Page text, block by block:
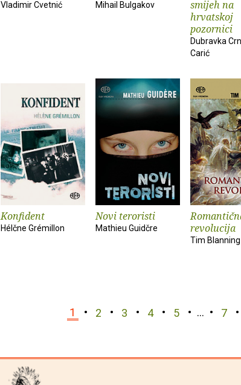
Vladimir Cvetnić Mihail Bulgakov
smijeh na
hrvatskoj
pozornici
Dubravka
Carić
Konfident
Hélčne Grémillon
Novi teroristi
Mathieu Guidčre
revolucija
Tim Blanning
1 2 3 4 5 … 7